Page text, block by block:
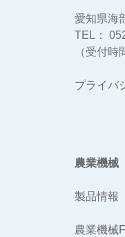
愛知県海
TEL：
（受付時
プライバ
農業機械
製品情報
農業機械